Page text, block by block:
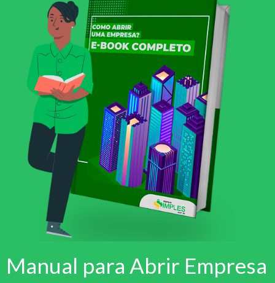
Manual para Abrir Empresa